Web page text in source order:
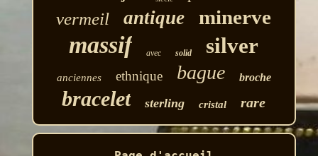
vermeil antique minerve
massif avec solid silver
anciennes ethnique bague broche
bracelet sterling cristal rare